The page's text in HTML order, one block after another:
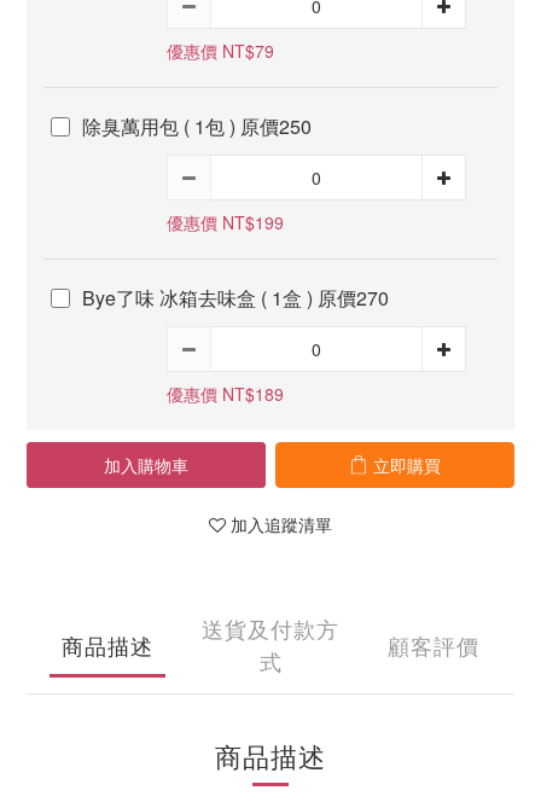
優惠價 NT$79
除臭萬用包 ( 1包 ) 原價250
優惠價 NT$199
Bye了味 冰箱去味盒 ( 1盒 ) 原價270
優惠價 NT$189
加入購物車 立即購買
加入追蹤清單
商品描述
送貨及付款方
式
顧客評價
商品描述